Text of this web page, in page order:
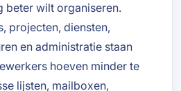
beter wilt organiseren.
projecten, diensten,
en administratie staan
hoeven minder te
lijsten, mailboxen,